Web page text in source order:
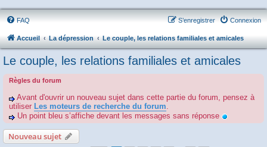
FAQ Connexion
S’enregistrer
Accueil La dépression Le couple, les relations familiales et amicales
Le couple, les relations familiales et amicales
Règles du forum
Avant d'ouvrir un nouveau sujet dans cette partie du forum, pensez à
utiliser Les moteurs de recherche du forum.
Un point bleu s’affiche devant les messages sans réponse
Nouveau sujet